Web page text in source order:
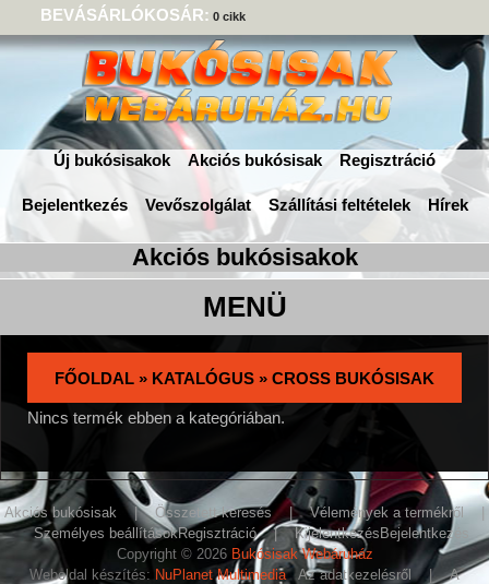
BEVÁSÁRLÓKOSÁR: 0 cikk
Új bukósisakok Akciós bukósisak Regisztráció
Bejelentkezés Vevőszolgálat Szállítási feltételek Hírek
FŐOLDAL » KATALÓGUS » CROSS BUKÓSISAK
Nincs termék ebben a kategóriában.
Akciós bukósisak | Összetett keresés|Vélemények a termékről|
Személyes beállításokRegisztráció|Kijelentkezés Bejelentkezés
Copyright © 2026 Bukósisak Webáruház
Weboldal készítés: NuPlanet Multimedia Az adatkezelésről |A